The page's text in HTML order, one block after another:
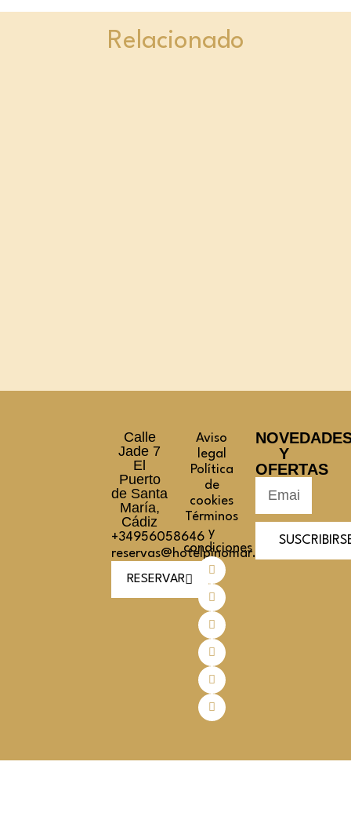
Relacionado
Calle
Jade 7
El
Puerto
de Santa
María,
Cádiz
+34956058646
reservas@hotelpinomar.com
RESERVAR
Aviso
legal
Política
de
cookies
Términos
y
condiciones
Y
OFERTAS